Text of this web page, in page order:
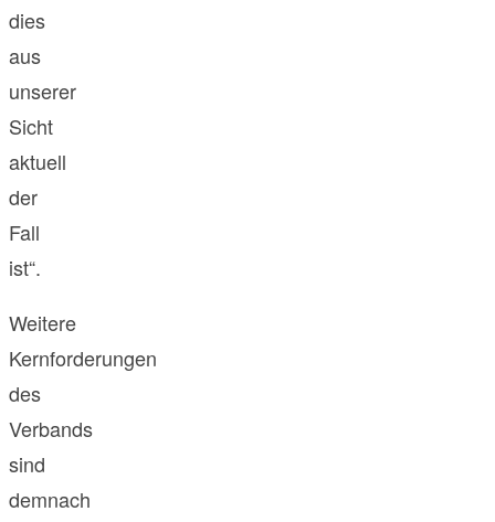
dies
aus
unserer
Sicht
aktuell
der
Fall
ist“.
Weitere
Kernforderungen
des
Verbands
sind
demnach